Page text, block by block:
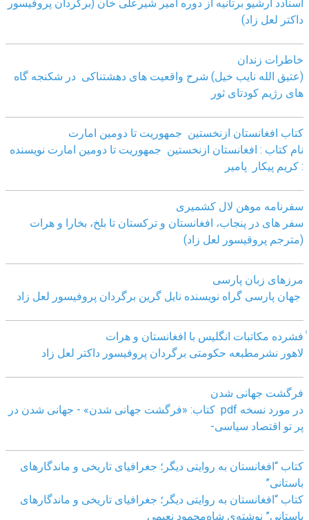
اسنادد آرشیو برتانیه از دوره امیر شیرعلی خان (برگردان پروفیسور
داکتر لعل زاد)
خاطرات زندان
(عتیق الله نایب خیل) شرح واقعیت های دهشتناکی در شکنجه گاه
های رژیم کودتای ثور
کتاب افغانستان ازنخستین جمهوریت تا دومین امارت
نام کتاب : افغانستان ازنخستین جمهوریت تا دومین امارت نویسنده
: کریم پیکار پامیر
سفرنامه موهن لال کشمیری
سفر های در پنجاب، افغانستان و ترکستان تا بلخ، بخارا و هرات
(مترجم پروقیسور لعل زاد)
مرزهای زبان پارسی
جهان پارسی گراه نویسنده نایل گرین برگردان پروفیسور لعل زاد
ٰفشرده مکاتبات انگلیس با افغانستان و هرات
لاهور نشرمطبعه حکومتی برگردان پروفیسور داکتر لعل زاد
فرگشت جهانی شدن
در مورد نسخه pdf کتاب: «فرگشت جهانی شدن» - جهانی شدن در
پر تو اقتصاد سیاسی-
کتاب “افغانستان به روایتی دیگر؛ جغرافیای تاریخی و ماندگارهای
باستانی”
کتاب “افغانستان به روایتی دیگر؛ جغرافیای تاریخی و ماندگارهای
باستانی” نوشته‌ی شاه‌محمود نعیمی